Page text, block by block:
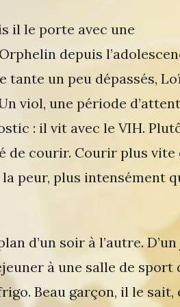
il le porte avec une
depuis
tante un peu dépassés,
viol, une période
: il vit avec le VIH.
de courir. Courir plus vite
peur, plus intensément
d’un soir à l’autre.
à une salle de sport
Beau garçon, il le sait,